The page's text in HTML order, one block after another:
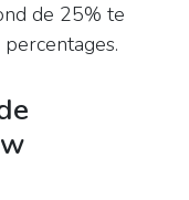
de 25% te